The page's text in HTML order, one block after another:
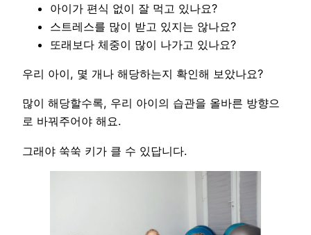
아이가 편식 없이 잘 먹고 있나요?
스트레스를 많이 받고 있지는 않나요?
또래보다 체중이 많이 나가고 있나요?
우리 아이, 몇 개나 해당하는지 확인해 보았나요?
많이 해당할수록, 우리 아이의 습관을 올바른 방향으
로 바꿔주어야 해요.
그래야 쑥쑥 키가 클 수 있답니다.